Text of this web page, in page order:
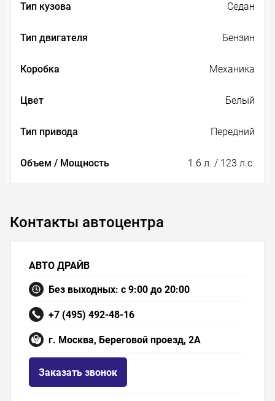
Тип кузова Седан
Тип двигателя Бензин
Коробка Механика
Цвет Белый
Тип привода Передний
Объем / Мощность 1.6 л. / 123 л.с.
Контакты автоцентра
АВТО ДРАЙВ
Без выходных: с 9:00 до 20:00
+7 (495) 492-48-16
г. Москва, Береговой проезд, 2А
Заказать звонок